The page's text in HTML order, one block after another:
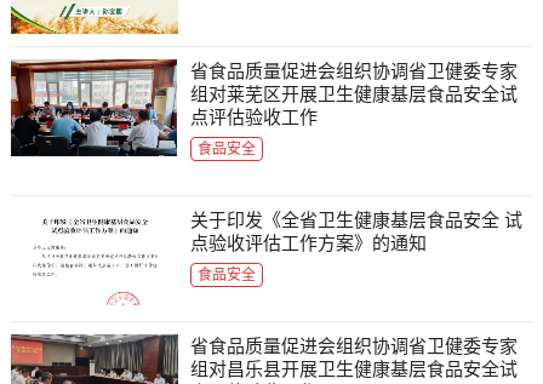
省食品质量促进会组织协调省卫健委专家
组对莱芜区开展卫生健康基层食品安全试
点评估验收工作
食品安全
关于印发《全省卫生健康基层食品安全 试
点验收评估工作方案》的通知
食品安全
省食品质量促进会组织协调省卫健委专家
组对昌乐县开展卫生健康基层食品安全试